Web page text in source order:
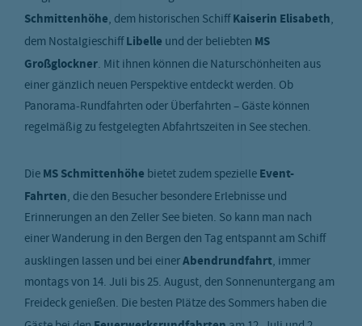
Schmittenhöhe, dem historischen SchiffKaiserin Elisabeth,
dem NostalgieschiffLibelle und der beliebten MS
Großglockner. Mit ihnen können die Naturschönheiten aus
einer gänzlich neuen Perspektive entdeckt werden. Ob
Panorama-Rundfahrten oder Überfahrten – Gäste können
regelmäßig zu festgelegten Abfahrtszeiten in See stechen.
Die MS Schmittenhöhe bietet zudem spezielle Event-
Fahrten, die den Besucher besondere Erlebnisse und
Erinnerungen an den Zeller See bieten. So kann man nach
einer Wanderung in den Bergen den Tag entspannt am Schiff
ausklingen lassen und bei einerAbendrundfahrt, immer
montags von 14. Juli bis 25. August, den Sonnenuntergang am
Freideck genießen. Die besten Plätze des Sommers haben die